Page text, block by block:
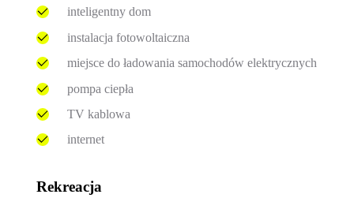
inteligentny dom
instalacja fotowoltaiczna
miejsce do ładowania samochodów elektrycznych
pompa ciepła
TV kablowa
internet
Rekreacja